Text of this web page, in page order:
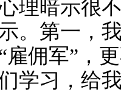
理暗示很
。第一，
雇佣军”，
学习，给